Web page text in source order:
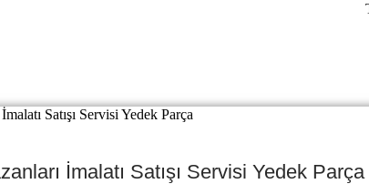
İmalatı Satışı Servisi Yedek Parça